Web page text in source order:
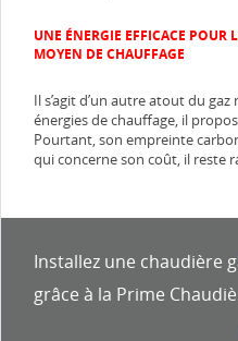
UNE ÉNERGIE EFFICACE POUR
MOYEN DE CHAUFFAGE
Il s’agit d’un autre atout du
énergies de chauffage, il
Pourtant, son empreinte
qui concerne son coût, il reste
Installez une chaudière
grâce à la Prime